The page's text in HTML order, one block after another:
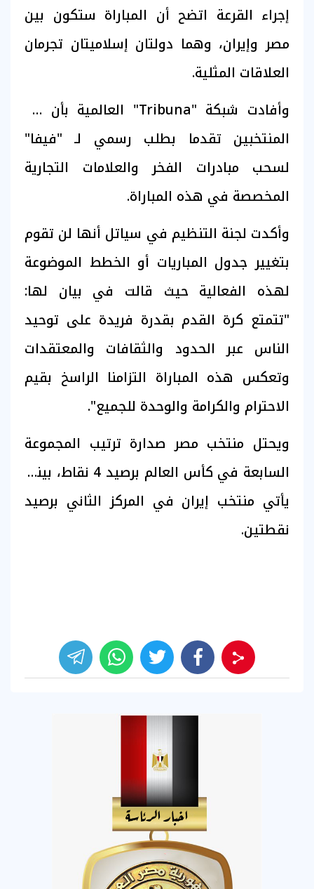
إجراء القرعة اتضح أن المباراة ستكون بين
مصر وإيران، وهما دولتان إسلاميتان تجرمان
العلاقات المثلية.
وأفادت شبكة "Tribuna" العالمية بأن كلا
المنتخبين تقدما بطلب رسمي لـ "فيفا"
لسحب مبادرات الفخر والعلامات التجارية
المخصصة في هذه المباراة.
وأكدت لجنة التنظيم في سياتل أنها لن تقوم
بتغيير جدول المباريات أو الخطط الموضوعة
لهذه الفعالية حيث قالت في بيان لها:
"تتمتع كرة القدم بقدرة فريدة على توحيد
الناس عبر الحدود والثقافات والمعتقدات
وتعكس هذه المباراة التزامنا الراسخ بقيم
الاحترام والكرامة والوحدة للجميع".
ويحتل منتخب مصر صدارة ترتيب المجموعة
السابعة في كأس العالم برصيد 4 نقاط، بينما
يأتي منتخب إيران في المركز الثاني برصيد
نقطتين.